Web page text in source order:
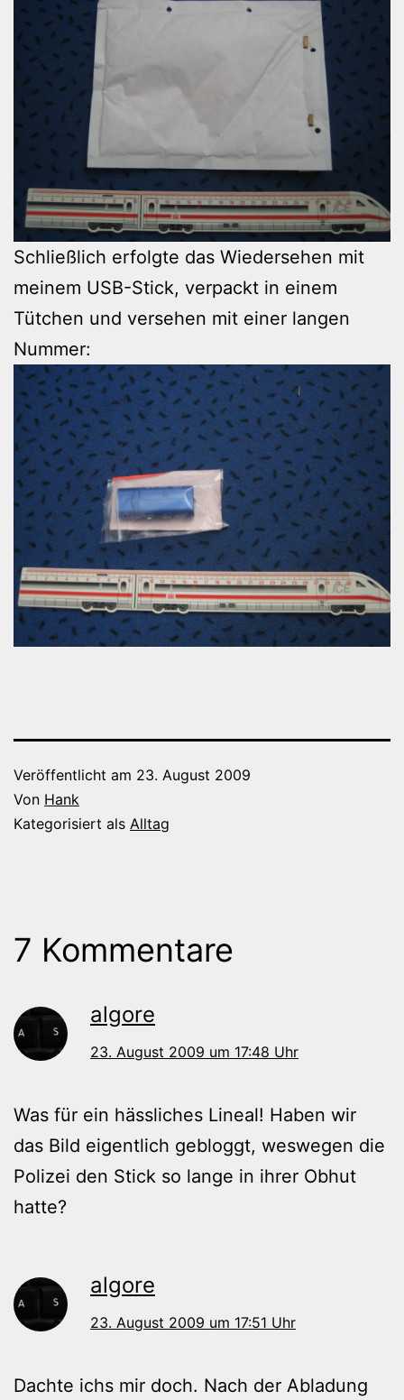
Schließlich erfolgte das Wiedersehen mit
meinem USB-Stick, verpackt in einem
Tütchen und versehen mit einer langen
Nummer:
Veröffentlicht am 23. August 2009
Von Hank
Kategorisiert als Alltag
7 Kommentare
algore
23. August 2009 um 17:48 Uhr
Was für ein hässliches Lineal! Haben wir
das Bild eigentlich gebloggt, weswegen die
Polizei den Stick so lange in ihrer Obhut
hatte?
algore
23. August 2009 um 17:51 Uhr
Dachte ichs mir doch. Nach der Abladung